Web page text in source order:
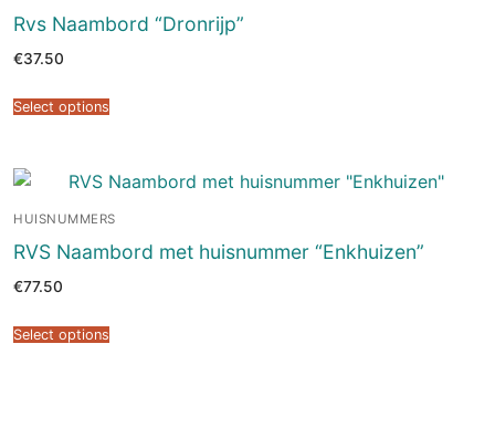
Rvs Naambord “Dronrijp”
€37.50
Select options
HUISNUMMERS
RVS Naambord met huisnummer “Enkhuizen”
€77.50
Select options